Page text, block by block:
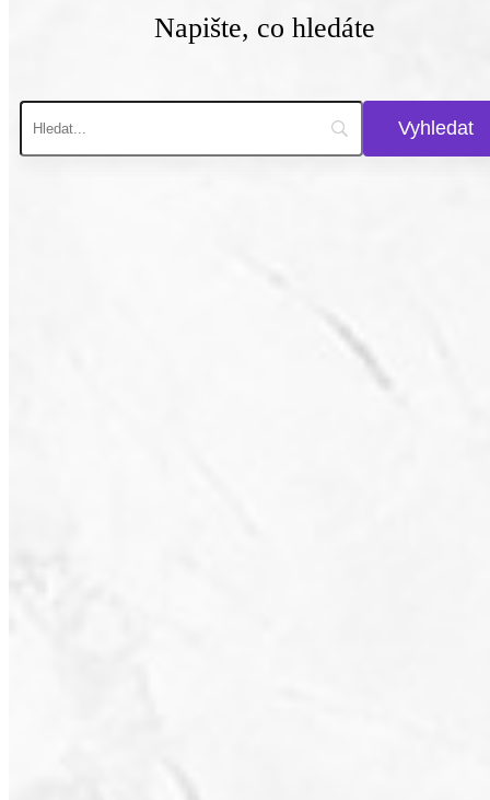
Napište, co hledáte